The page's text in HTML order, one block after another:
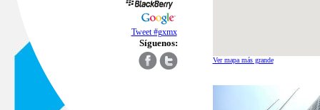
Tweet #gxmx
Síguenos:
Ver mapa más grande